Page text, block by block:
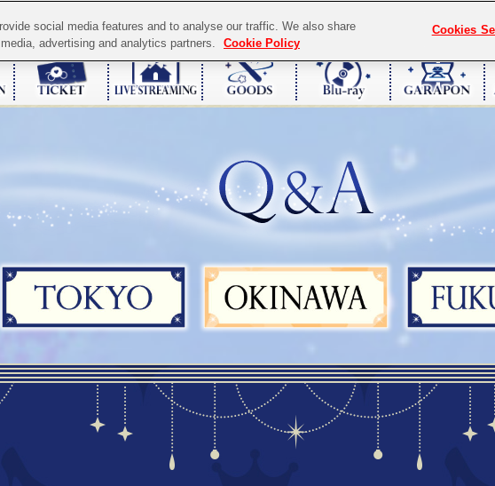
social media features and to analyse our traffic. We also share
advertising and analytics partners.
Cookie Policy
Cookies